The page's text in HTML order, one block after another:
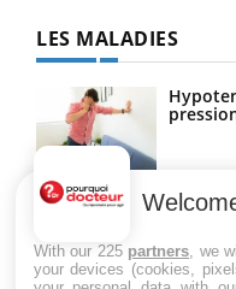
LES MALADIES
With our 225 partners , we
your devices (cookies,